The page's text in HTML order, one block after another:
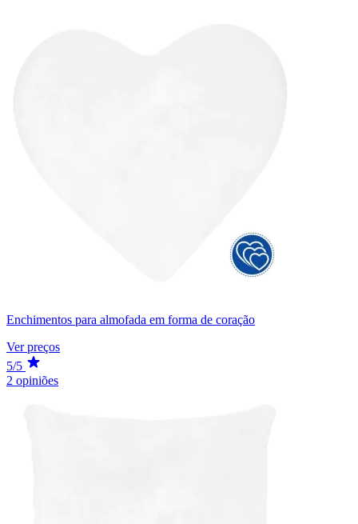
Enchimentos para almofada em forma de coração
Ver preços
5/5
2 opiniões